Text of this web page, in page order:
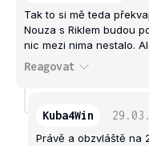
Tak to si mě teda
Nouza s Riklem budou
nic mezi nima nestalo.
Reagovat
Kuba4Win
Právě a obzvláště na